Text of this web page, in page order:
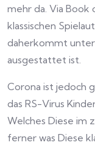
mehr da. Via Book
klassischen
daherkommt
ausgestattet ist.
Corona ist jedoch
das RS-Virus
Welches Diese im
ferner was Diese